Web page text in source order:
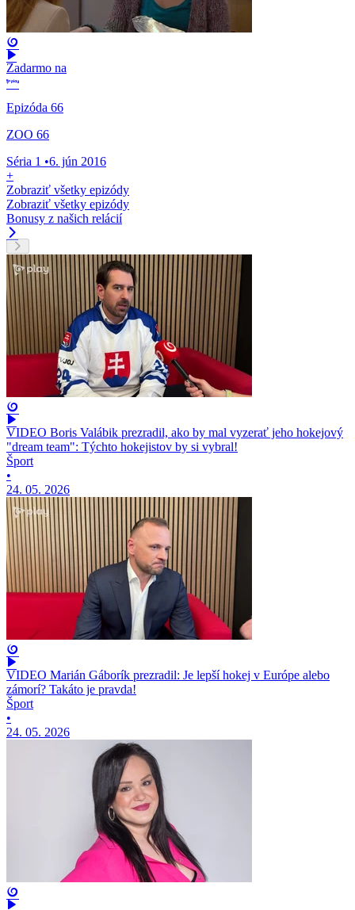
Zadarmo na
Epizóda 66
ZOO 66
Séria 1 •6. jún 2016
+
Zobraziť všetky epizódy
Zobraziť všetky epizódy
Bonusy z našich relácií
VIDEO Boris Valábik prezradil, ako by mal vyzerať jeho hokejový
"dream team": Týchto hokejistov by si vybral!
Šport
•
24. 05. 2026
VIDEO Marián Gáborík prezradil: Je lepší hokej v Európe alebo
zámorí? Takáto je pravda!
Šport
•
24. 05. 2026